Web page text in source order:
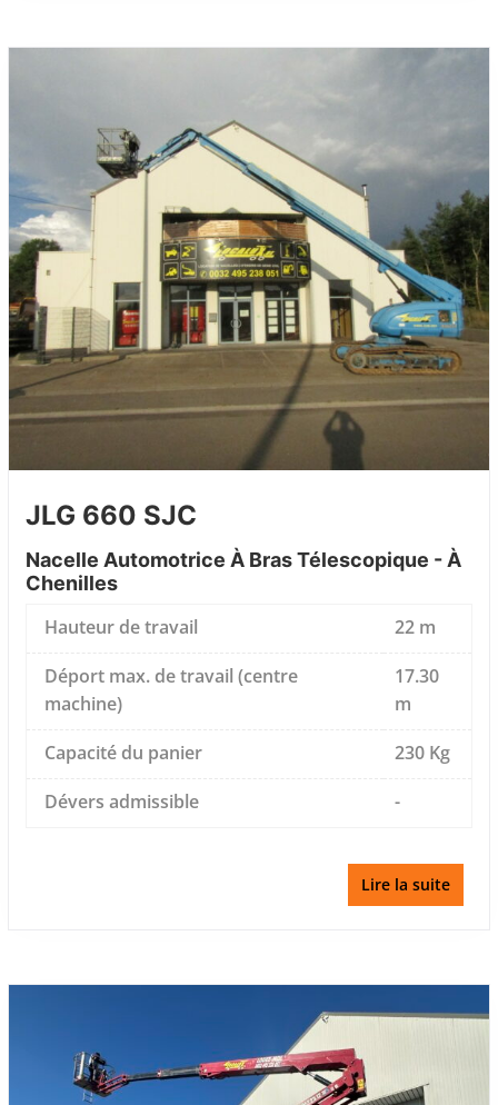
JLG 660 SJC
Nacelle Automotrice À Bras Télescopique - À
Chenilles
Hauteur de travail
22 m
Déport max. de travail (centre
machine)
17.30
m
Capacité du panier
230 Kg
Dévers admissible
-
Lire la suite